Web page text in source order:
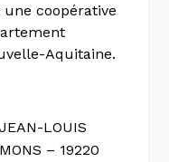
une coopérative
Aquitaine.
LOUIS
– 19220